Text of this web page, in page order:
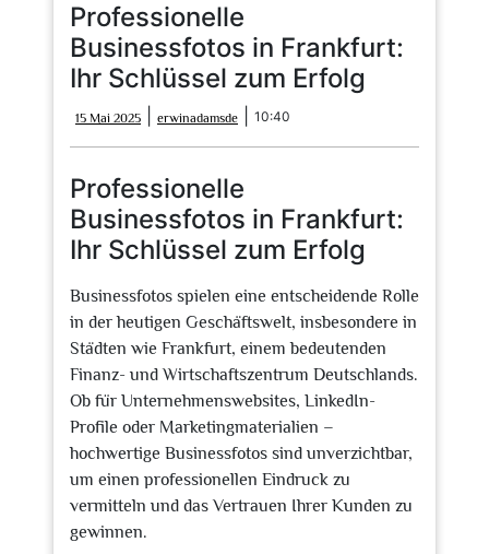
Professionelle
Businessfotos in Frankfurt:
Ihr Schlüssel zum Erfolg
15 Mai 2025
Mai
2025
erwinadamsde erwinadamsde
10:40
Professionelle
Businessfotos in Frankfurt:
Ihr Schlüssel zum Erfolg
Businessfotos spielen eine entscheidende Rolle
in der heutigen Geschäftswelt, insbesondere in
Städten wie Frankfurt, einem bedeutenden
Finanz- und Wirtschaftszentrum Deutschlands.
Ob für Unternehmenswebsites, LinkedIn-
Profile oder Marketingmaterialien –
hochwertige Businessfotos sind unverzichtbar,
um einen professionellen Eindruck zu
vermitteln und das Vertrauen Ihrer Kunden zu
gewinnen.